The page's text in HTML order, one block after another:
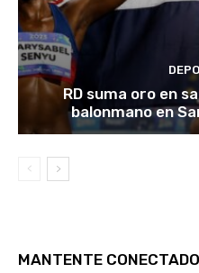
RD suma oro en
balonmano en
MANTENTE CONECTADO